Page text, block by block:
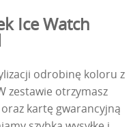
Ice Watch
odrobinę koloru z
zestawie otrzymasz
kartę gwarancyjną